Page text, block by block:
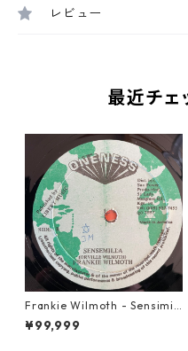
レビュー
最近チェ
Frankie Wilmoth - Sensimill
a【12-50034】
¥99,999